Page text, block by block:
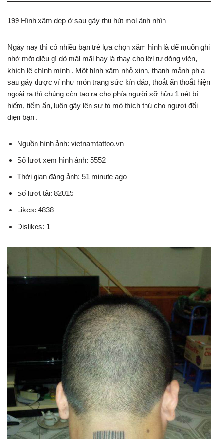
199 Hình xăm đẹp ở sau gáy thu hút mọi ánh nhìn
Ngày nay thì có nhiều bạn trẻ lựa chọn xăm hình là để muốn ghi
nhớ một điều gì đó mãi mãi hay là thay cho lời tự động viên,
khích lệ chính mình . Một hình xăm nhỏ xinh, thanh mảnh phía
sau gáy được ví như món trang sức kín đáo, thoắt ẩn thoắt hiện
ngoài ra thì chúng còn tạo ra cho phía người sỡ hữu 1 nét bí
hiếm, tiếm ẩn, luôn gây lên sự tò mò thích thú cho người đối
diện bạn .
Nguồn hình ảnh: vietnamtattoo.vn
Số lượt xem hình ảnh: 5552
Thời gian đăng ảnh: 51 minute ago
Số lượt tải: 82019
Likes: 4838
Dislikes: 1